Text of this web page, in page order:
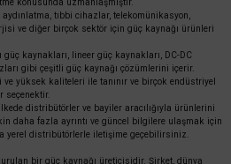
konusunda uzmanlaşmıştır.
tıbbi cihazlar, telekomünikasyon,
ve diğer birçok sektör için güç kaynağı ürünleri
kaynakları, lineer güç kaynakları, DC-DC
gibi çeşitli güç kaynağı çözümlerini içerir.
yüksek kaliteleri ile tanınır ve birçok endüstriyel
seçenektir.
distribütörler ve bayiler aracılığıyla ürünlerini
daha fazla ayrıntı ve güncel bilgilere ulaşmak için
yerel distribütörlerle iletişime geçebilirsiniz.
bir güç kaynağı üreticisidir. Şirket, dünya